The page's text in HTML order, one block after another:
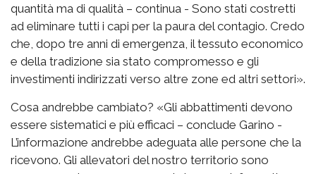
quantità ma di qualità – continua - Sono stati costretti
ad eliminare tutti i capi per la paura del contagio. Credo
che, dopo tre anni di emergenza, il tessuto economico
e della tradizione sia stato compromesso e gli
investimenti indirizzati verso altre zone ed altri settori».
Cosa andrebbe cambiato? «Gli abbattimenti devono
essere sistematici e più efficaci – conclude Garino -
L’informazione andrebbe adeguata alle persone che la
ricevono. Gli allevatori del nostro territorio sono